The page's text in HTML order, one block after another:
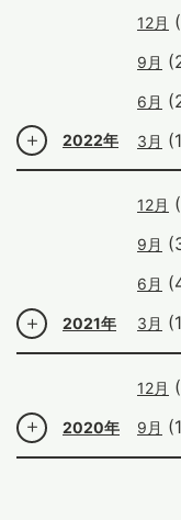
2022年
12月
9月
6月
3月
2021年
12月
9月
6月
3月
2020年
12月
9月